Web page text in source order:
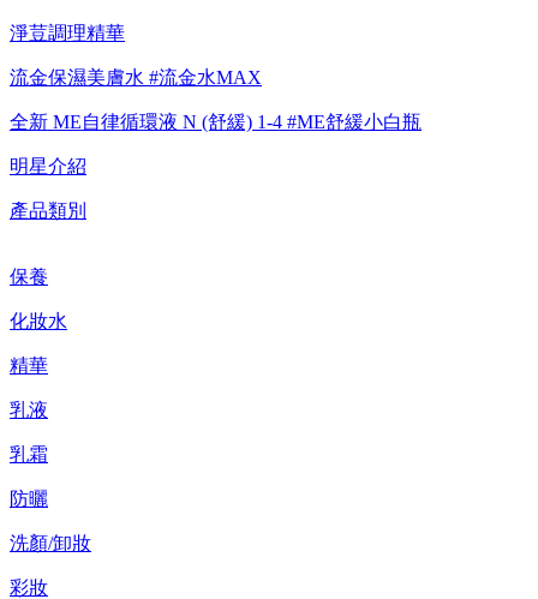
淨荳調理精華
流金保濕美膚水 #流金水MAX
全新 ME自律循環液 N (舒緩) 1-4 #ME舒緩小白瓶
明星介紹
產品類別
保養
化妝水
精華
乳液
乳霜
防曬
洗顏/卸妝
彩妝